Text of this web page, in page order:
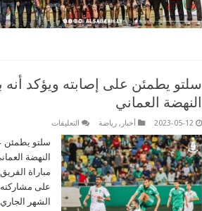
سلتو يطمئن على إصابته ويؤكد أنه
النهضة العماني
2023-05-12 أخبار , رياضة التعليقات
يطمئن
إصابته
ويؤكد
أنه
بخير
وسيكون
جاهزا
سلتو يطمئن
النهضة
مباراة
على مشاركته
الشهر